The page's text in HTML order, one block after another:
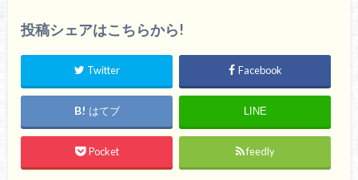
投稿シェアはこちらから!
Twitter Facebook
はてブ LINE
Pocket feedly